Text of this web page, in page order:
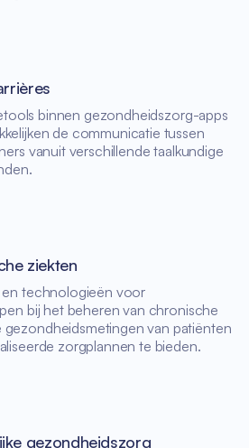
binnen gezondheidszorg-apps
de communicatie tussen
vanuit verschillende taalkundige
ziekten
technologieën voor
bij het beheren van chronische
van patiënten
zorgplannen te bieden.
gezondheidszorg